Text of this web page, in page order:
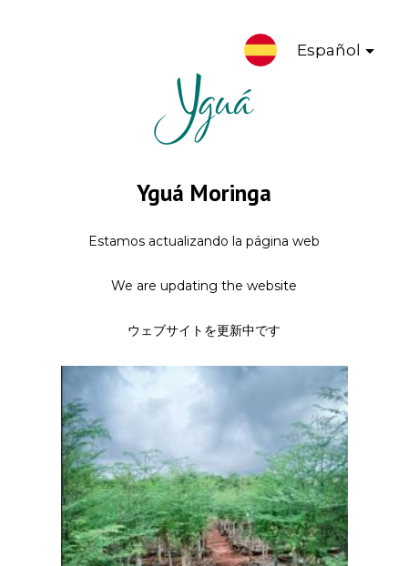
Español
Yguá Moringa
Estamos actualizando la página web
We are updating the website
ウェブサイトを更新中です